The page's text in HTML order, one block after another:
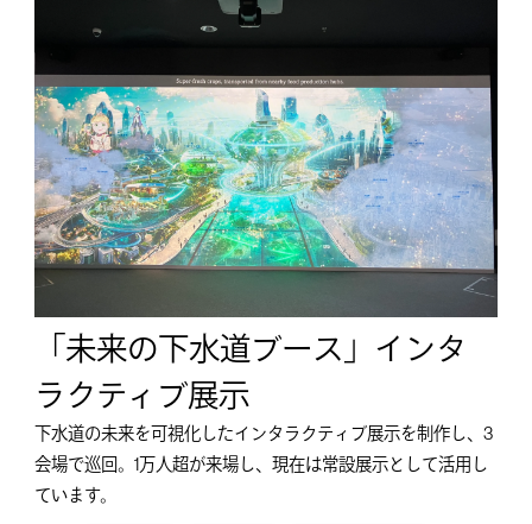
「未来の下水道ブース」インタ
ラクティブ展示
下水道の未来を可視化したインタラクティブ展示を制作し、3
会場で巡回。1万人超が来場し、現在は常設展示として活用し
ています。